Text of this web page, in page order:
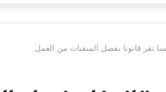
تقر قانونا بفصل المنقبات من العمل